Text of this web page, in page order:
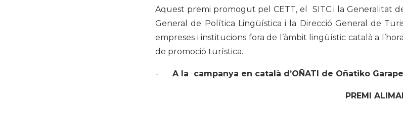
Aquest premi promogut pel CETT, el SITC i la Generalitat
General de Política Lingüística i la Direcció General de
empreses i institucions fora de l’àmbit lingüístic català a
de promoció turística.
- A la campanya en català d’OÑATI de Oñatiko
PREMI